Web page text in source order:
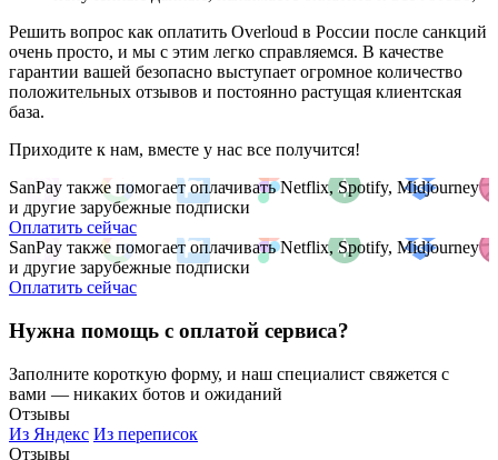
Решить вопрос как оплатить Overloud в России после санкций
очень просто, и мы с этим легко справляемся. В качестве
гарантии вашей безопасно выступает огромное количество
положительных отзывов и постоянно растущая клиентская
база.
Приходите к нам, вместе у нас все получится!
SanPay также помогает оплачивать Netflix, Spotify, Midjourney
и другие зарубежные подписки
Оплатить сейчас
SanPay также помогает оплачивать Netflix, Spotify, Midjourney
и другие зарубежные подписки
Оплатить сейчас
Нужна помощь с оплатой сервиса?
Заполните короткую форму, и наш специалист свяжется с
вами — никаких ботов и ожиданий
Отзывы
Из Яндекс Из переписок
Отзывы